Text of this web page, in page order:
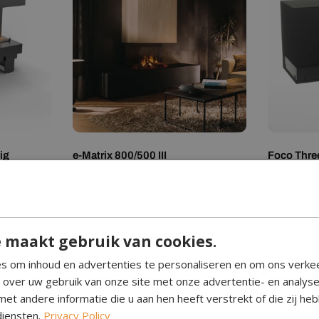
e-Matrix 800/500 III Foco
maakt gebruik van cookies.
om inhoud en advertenties te personaliseren en om ons
uw gebruik van onze site met onze advertentie- en
andere informatie die u aan hen heeft verstrekt of die zij
Privacy Policy